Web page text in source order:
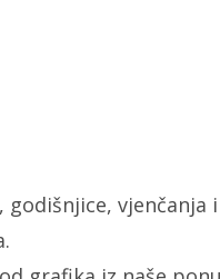
vjenčanja i